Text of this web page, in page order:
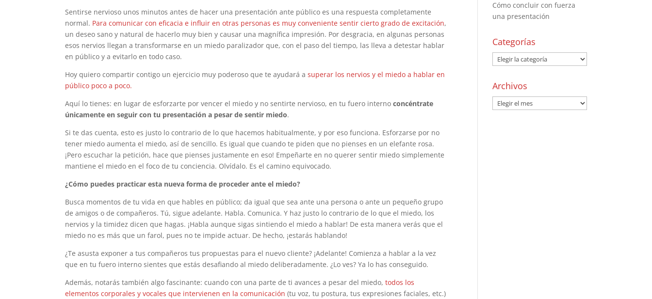
Sentirse nervioso unos minutos antes de hacer una presentación ante público es una respuesta completamente
normal. Para comunicar con eficacia e influir en otras personas es muy conveniente sentir cierto grado de excitación,
un deseo sano y natural de hacerlo muy bien y causar una magnífica impresión. Por desgracia, en algunas personas
esos nervios llegan a transformarse en un miedo paralizador que, con el paso del tiempo, las lleva a detestar hablar
en público y a evitarlo en todo caso.
Hoy quiero compartir contigo un ejercicio muy poderoso que te ayudará asuperar los nervios y el miedo a hablar en
público poco a poco.
Aquí lo tienes: en lugar de esforzarte por vencer el miedo y no sentirte nervioso, en tu fuero internoconcéntrate
únicamente en seguir con tu presentación a pesar de sentir miedo.
Si te das cuenta, esto es justo lo contrario de lo que hacemos habitualmente, y por eso funciona. Esforzarse por no
tener miedo aumenta el miedo, así de sencillo. Es igual que cuando te piden que no pienses en un elefante rosa.
¡Pero escuchar la petición, hace que pienses justamente en eso! Empeñarte en no querer sentir miedo simplemente
mantiene el miedo en el foco de tu conciencia. Olvídalo. Es el camino equivocado.
¿Cómo puedes practicar esta nueva forma de proceder ante el miedo?
Busca momentos de tu vida en que hables en público; da igual que sea ante una persona o ante un pequeño grupo
de amigos o de compañeros. Tú, sigue adelante. Habla. Comunica. Y haz justo lo contrario de lo que el miedo, los
nervios y la timidez dicen que hagas. ¡Habla aunque sigas sintiendo el miedo a hablar! De esta manera verás que el
miedo no es más que un farol, pues no te impide actuar. De hecho, ¡estarás hablando!
¿Te asusta exponer a tus compañeros tus propuestas para el nuevo cliente? ¡Adelante! Comienza a hablar a la vez
que en tu fuero interno sientes que estás desafiando al miedo deliberadamente. ¿Lo ves? Ya lo has conseguido.
Además, notarás también algo fascinante: cuando con una parte de ti avances a pesar del miedo,todos los
elementos corporales y vocales que intervienen en la comunicación (tu voz, tu postura, tus expresiones faciales, etc.)
Cómo concluir con fuerza
una presentación
Categorías
Archivos